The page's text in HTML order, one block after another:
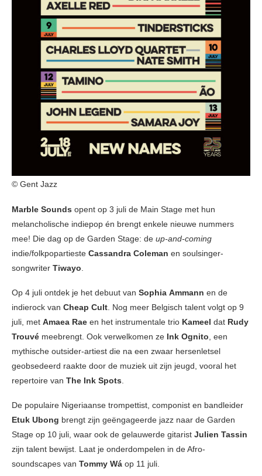
© Gent Jazz
Marble Sounds opent op 3 juli de Main Stage met hun
melancholische indiepop én brengt enkele nieuwe nummers
mee! Die dag op de Garden Stage: de up-and-coming
indie/folkpopartieste Cassandra Coleman en soulsinger-
songwriter Tiwayo
Op 4 juli ontdek je het debuut van Sophia Ammann en de
indierock van Cheap Cult . Nog meer Belgisch talent volgt op 9
juli, met Amaea Rae en het instrumentale trio Kameel dat Rudy
Trouvé meebrengt. Ook verwelkomen ze Ink Ognito , een
mythische outsider-artiest die na een zwaar hersenletsel
geobsedeerd raakte door de muziek uit zijn jeugd, vooral het
repertoire van The Ink Spots
De populaire Nigeriaanse trompettist, componist en bandleider
Etuk Ubong brengt zijn geëngageerde jazz naar de Garden
Stage op 10 juli, waar ook de gelauwerde gitarist Julien Tassin
zijn talent bewijst. Laat je onderdompelen in de Afro-
soundscapes van Tommy Wá op 11 juli.